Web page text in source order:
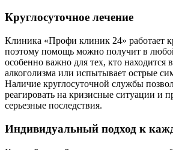
Круглосуточное лечение
Клиника «Профи клиник 24» работает
поэтому помощь можно получит в
особенно важно для тех, кто находится
алкоголизма или испытывает острые
Наличие круглосуточной службы
реагировать на кризисные ситуации и
серьезные последствия.
Индивидуальный подход к